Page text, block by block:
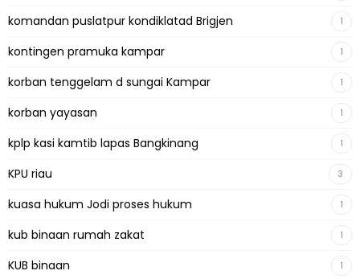
komandan puslatpur kondiklatad Brigjen 1
kontingen pramuka kampar 1
korban tenggelam d sungai Kampar 1
korban yayasan 1
kplp kasi kamtib lapas Bangkinang 1
KPU riau 3
kuasa hukum Jodi proses hukum 1
kub binaan rumah zakat 1
KUB binaan 1